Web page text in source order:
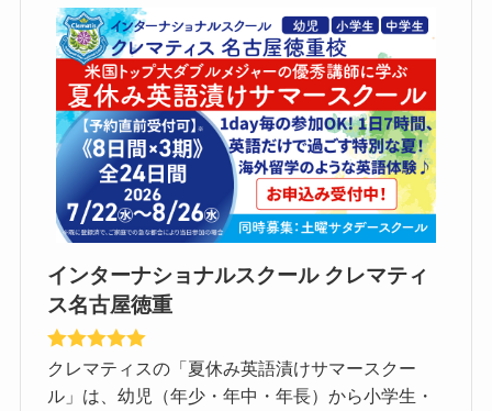
インターナショナルスクール クレマティ
ス名古屋徳重
クレマティスの「夏休み英語漬けサマースクー
ル」は、幼児（年少・年中・年長）から小学生・